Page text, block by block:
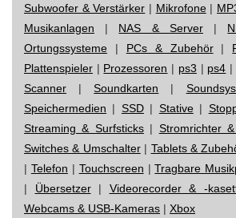
Subwoofer & Verstärker | Mikrofone|
Musikanlagen | NAS & Server|
Ortungssysteme | PCs & Zubehör|
Plattenspieler | Prozessoren | ps3 | ps4 |
Scanner |Soundkarten |
Speichermedien | SSD| Stative|
Streaming & Surfsticks| Stromrichter
Switches & Umschalter| Tablets &
| Telefon | Touchscreen |Tragbare
| Übersetzer| Videorecorder & -
Webcams & USB-Kameras | Xbox